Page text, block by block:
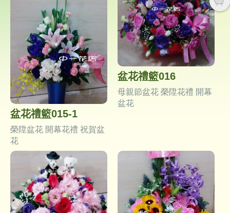
盆花禮籃015-1
榮陞盆花 開幕花禮 祝賀盆
花
盆花禮籃016
母親節盆花 榮陞花禮 開幕
盆花